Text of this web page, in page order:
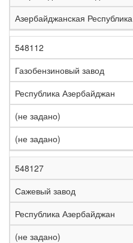
К
о
д
а
з
в
а
н
и
е
С
т
а
н
а
я
д
о
о
г
а
Р
е
и
о
н
Азербайджанская Республика
548112
Газобензиновый завод
Республика Азербайджан
(не задано)
(не задано)
548127
Сажевый завод
Республика Азербайджан
(не задано)